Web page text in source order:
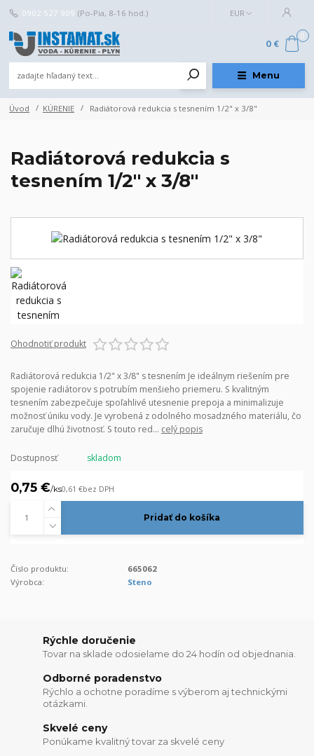
Menu
EUR
0902 527 909 (Po-Pia, 8-16 hod.)
0
0 €
Úvod KÚRENIE Radiátorová redukcia s tesnením 1/2" x 3/8"
Radiátorová redukcia s
tesnením 1/2" x 3/8"
Ohodnotiť produkt
Radiátorová redukcia 1/2" x 3/8" s tesnením Je ideálnym riešením pre
spojenie radiátorov s potrubím menšieho priemeru. S kvalitným
tesnením zabezpečuje spoľahlivé utesnenie prepoja a minimalizuje
možnosť úniku vody. Je vyrobená z odolného mosadzného materiálu, čo
zaručuje dlhú životnosť. S touto red... celý popis
Dostupnosť skladom
0,75 €/ks0,61 €bez DPH
Pridať do košíka
Číslo produktu:
665062
Výrobca:
Steno
Rýchle doručenie
Tovar na sklade odosielame do 24 hodín od objednania.
Odborné poradenstvo
Rýchlo a ochotne poradíme s výberom aj technickými
otázkami.
Skvelé ceny
Ponúkame kvalitný tovar za skvelé ceny